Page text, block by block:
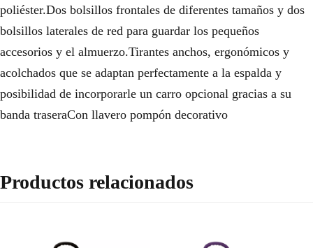
poliéster.Dos bolsillos frontales de diferentes tamaños y dos
bolsillos laterales de red para guardar los pequeños
accesorios y el almuerzo.Tirantes anchos, ergonómicos y
acolchados que se adaptan perfectamente a la espalda y
posibilidad de incorporarle un carro opcional gracias a su
banda traseraCon llavero pompón decorativo
Productos relacionados